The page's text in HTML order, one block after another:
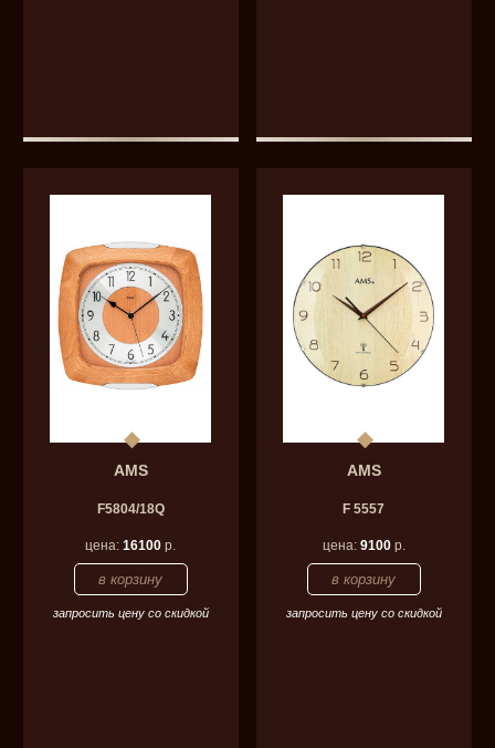
AMS
F5804/18Q
цена:16100 р.
запросить цену со скидкой
AMS
F 5557
цена: 9100р.
запросить цену со скидкой